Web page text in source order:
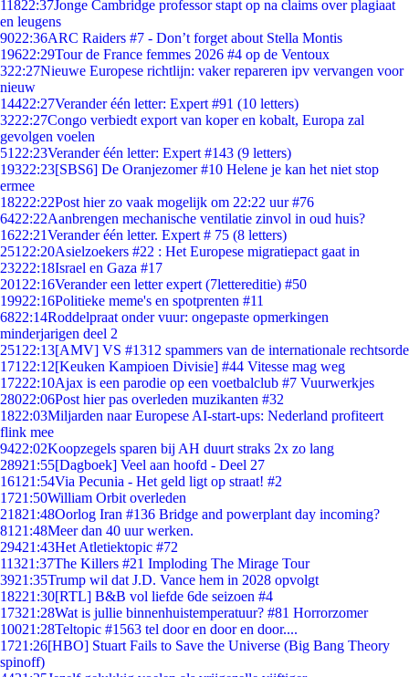
11822:37Jonge Cambridge professor stapt op na claims over plagiaat
en leugens
9022:36ARC Raiders #7 - Don’t forget about Stella Montis
19622:29Tour de France femmes 2026 #4 op de Ventoux
322:27Nieuwe Europese richtlijn: vaker repareren ipv vervangen voor
nieuw
14422:27Verander één letter: Expert #91 (10 letters)
3222:27Congo verbiedt export van koper en kobalt, Europa zal
gevolgen voelen
51 22:23Verander één letter: Expert #143 (9 letters)
19322:23[SBS6] De Oranjezomer #10 Helene je kan het niet stop
ermee
18222:22Post hier zo vaak mogelijk om 22:22 uur #76
6422:22Aanbrengen mechanische ventilatie zinvol in oud huis?
1622:21Verander één letter. Expert # 75 (8 letters)
251 22:20Asielzoekers #22 : Het Europese migratiepact gaat in
23222:18Israel en Gaza #17
201 22:16Verander een letter expert (7lettereditie) #50
19922:16Politieke meme's en spotprenten #11
6822:14Roddelpraat onder vuur: ongepaste opmerkingen
minderjarigen deel 2
251 22:13[AMV] VS #1312 spammers van de internationale rechtsorde
171 22:12[Keuken Kampioen Divisie] #44 Vitesse mag weg
17222:10Ajax is een parodie op een voetbalclub #7 Vuurwerkjes
28022:06Post hier pas overleden muzikanten #32
1822:03Miljarden naar Europese AI-start-ups: Nederland profiteert
flink mee
9422:02Koopzegels sparen bij AH duurt straks 2x zo lang
28921:55[Dagboek] Veel aan hoofd - Deel 27
161 21:54Via Pecunia - Het geld ligt op straat! #2
1721:50William Orbit overleden
21821:48Oorlog Iran #136 Bridge and powerplant day incoming?
81 21:48Meer dan 40 uur werken.
29421:43Het Atletiektopic #72
11321:37The Killers #21 Imploding The Mirage Tour
3921:35Trump wil dat J.D. Vance hem in 2028 opvolgt
18221:30[RTL] B&B vol liefde 6de seizoen #4
17321:28Wat is jullie binnenhuistemperatuur? #81 Horrorzomer
10021:28Teltopic #1563 tel door en door en door....
1721:26[HBO] Stuart Fails to Save the Universe (Big Bang Theory
spinoff)